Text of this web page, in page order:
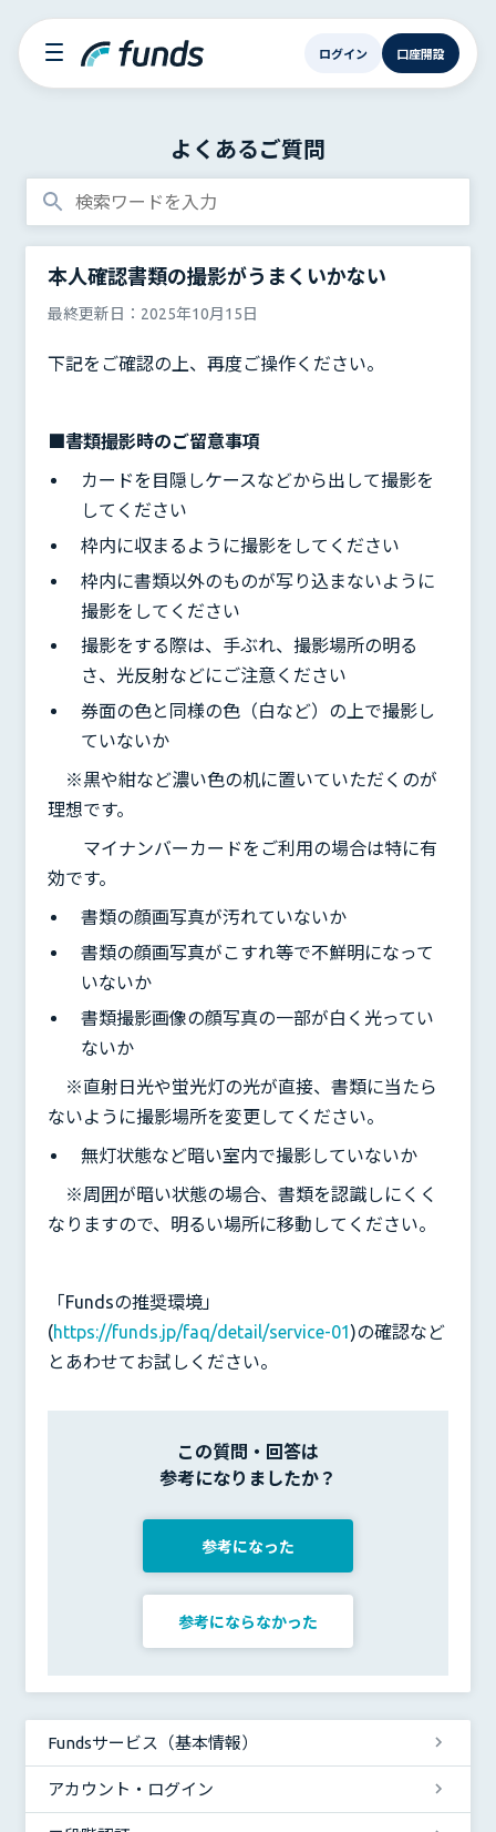
ログイン 口座開設
よくあるご質問
Fundsサービス（基本情報）
アカウント・ログイン
本人確認書類の撮影がうまくいかない
最終更新日： 2025年10月15日
下記をご確認の上、再度ご操作ください。
■書類撮影時のご留意事項
カードを目隠しケースなどから出して撮影を
してください
枠内に収まるように撮影をしてください
枠内に書類以外のものが写り込まないように
撮影をしてください
撮影をする際は、手ぶれ、撮影場所の明る
さ、光反射などにご注意ください
券面の色と同様の色（白など）の上で撮影し
ていないか
※黒や紺など濃い色の机に置いていただくのが
理想です。
マイナンバーカードをご利用の場合は特に有
効です。
書類の顔画写真が汚れていないか
書類の顔画写真がこすれ等で不鮮明になって
いないか
書類撮影画像の顔写真の一部が白く光ってい
ないか
※直射日光や蛍光灯の光が直接、書類に当たら
ないように撮影場所を変更してください。
無灯状態など暗い室内で撮影していないか
※周囲が暗い状態の場合、書類を認識しにくく
なりますので、明るい場所に移動してください。
「Fundsの推奨環境」
(https://funds.jp/faq/detail/service-01)の確認など
とあわせてお試しください。
この質問・回答は
参考になりましたか？
参考にならなかった
参考になった